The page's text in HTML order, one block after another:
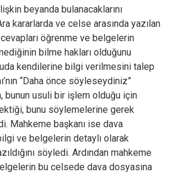
beyanda bulanacaklarını
kararlarda ve celse arasında yazılan
öğrenme ve belgelerin
bilme hakları olduğunu
kendilerine bilgi verilmesini talep
“Daha önce söyleseydiniz”
bunun usuli bir işlem olduğu için
bunu söylemelerine gerek
Mahkeme başkanı ise dava
ve belgelerin detaylı olarak
söyledi. Ardından mahkeme
bu celsede dava dosyasına